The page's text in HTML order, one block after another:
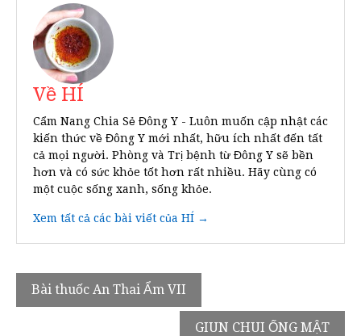
Về HÍ
Cẩm Nang Chia Sẻ Đông Y - Luôn muốn cập nhật các
kiến thức về Đông Y mới nhất, hữu ích nhất đến tất
cả mọi người. Phòng và Trị bệnh từ Đông Y sẽ bền
hơn và có sức khỏe tốt hơn rất nhiều. Hãy cùng có
một cuộc sống xanh, sống khỏe.
Xem tất cả các bài viết của HÍ →
Điều
hướng
Bài thuốc An Thai Ẩm VII
GIUN CHUI ỐNG MẬT